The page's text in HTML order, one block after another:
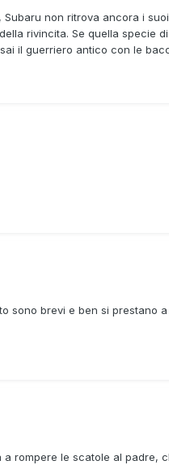
non ritrova ancora i
rivincita. Se quella specie
il guerriero antico con le
sono brevi e ben si prestano
rompere le scatole al padre,